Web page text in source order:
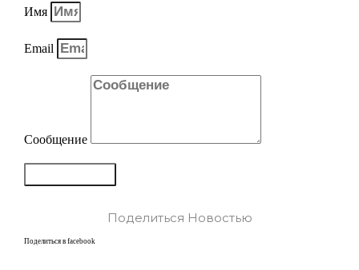
Имя
Email
Сообщение
Поделиться Новостью
Поделиться в facebook